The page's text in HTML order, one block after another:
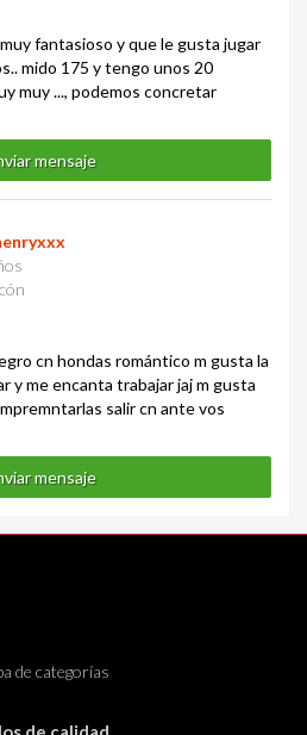
fantasioso y que le gusta jugar
mido 175 y tengo unos 20
muy ..., podemos concretar
mensaje
cn hondas romántico m gusta la
y me encanta trabajar jaj m gusta
salir cn ante vos
mensaje
de categorías